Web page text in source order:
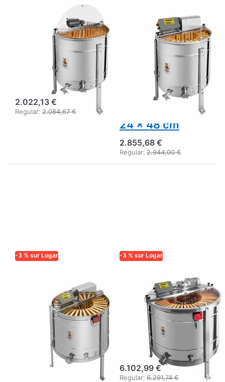
Logar extracteur
radial 24/12
cadres, cuve Ø
76 cm, moteur
110 W, cadres 24
x 48 cm
2.022,13 €
Regular: 2.084,67 €
Extracteur radial
Logar 24/12
cadres, cuve 76
cm, moteur 180
W, commande
entièrement
électronique,
24 x 48 cm
2.855,68 €
Regular: 2.944,00 €
-3 % sur Logar
Extracteur radial
Logar 32 cadres,
cuve 95 cm,
moteur 370 W,
entièrement
électronique,
cadres 26 x 48
-3 % sur Logar
Extracteur radial
Logar 48 cadres,
cuve 110 cm,
entièrement
électronique,
moteur 750 W
6.102,99 €
Regular: 6.291,74 €